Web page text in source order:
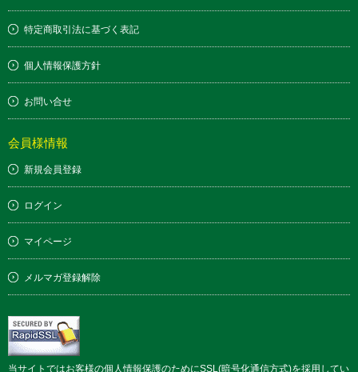
特定商取引法に基づく表記
個人情報保護方針
お問い合せ
会員様情報
新規会員登録
ログイン
マイページ
メルマガ登録解除
当サイトではお客様の個人情報保護のためにSSL(暗号化通信方式)を採用してい